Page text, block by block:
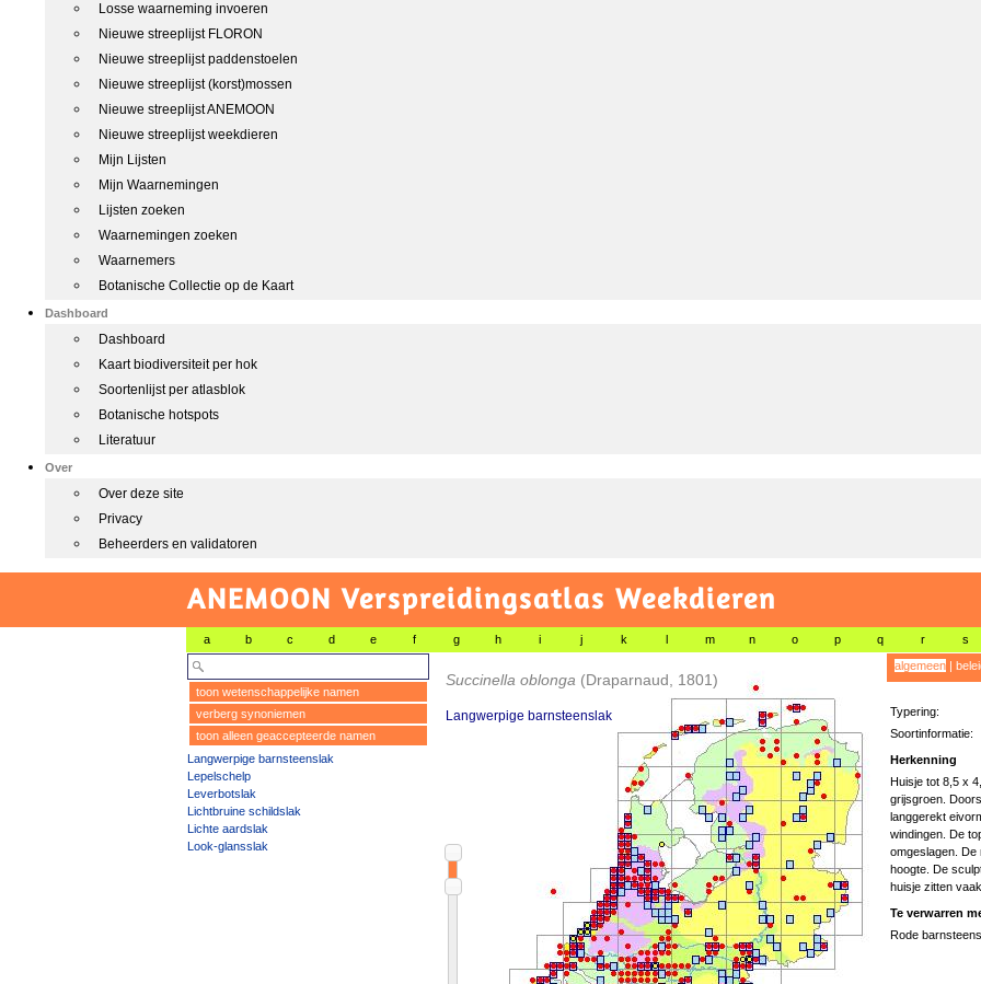
Losse waarneming invoeren
Nieuwe streeplijst FLORON
Nieuwe streeplijst paddenstoelen
Nieuwe streeplijst (korst)mossen
Nieuwe streeplijst ANEMOON
Nieuwe streeplijst weekdieren
Mijn Lijsten
Mijn Waarnemingen
Lijsten zoeken
Waarnemingen zoeken
Waarnemers
Botanische Collectie op de Kaart
Dashboard
Dashboard
Kaart biodiversiteit per hok
Soortenlijst per atlasblok
Botanische hotspots
Literatuur
Over
Over deze site
Privacy
Beheerders en validatoren
ANEMOON Verspreidingsatlas Weekdieren
a b c d e f g h i j k l m n o p q r s
toon wetenschappelijke namen
verberg synoniemen
toon alleen geaccepteerde namen
Langwerpige barnsteenslak
Lepelschelp
Leverbotslak
Lichtbruine schildslak
Lichte aardslak
Look-glansslak
Succinella oblonga (Draparnaud, 1801)
Langwerpige barnsteenslak
algemeen|
Typering:
Soortinformatie:
Herkenning
Huisje tot 8,5 x
grijsgroen.
langgerekt
windingen. De
omgeslagen. De
hoogte. De
huisje zitten
Te verwarren
Rode